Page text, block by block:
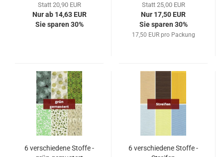
Statt 20,90 EUR
Nur ab 14,63 EUR
Sie sparen 30%
Statt 25,00 EUR
Nur 17,50 EUR
Sie sparen 30%
17,50 EUR pro Packung
6 verschiedene Stoffe -
6 verschiedene Stoffe -